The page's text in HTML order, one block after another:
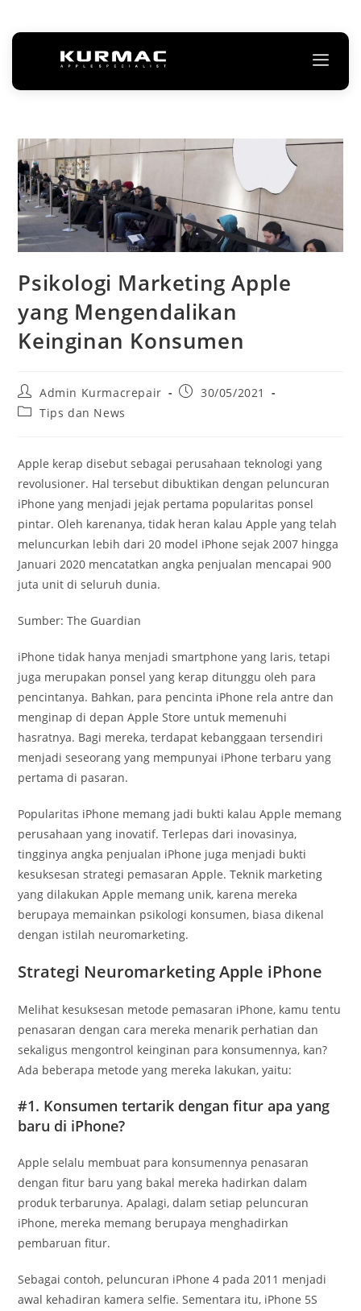
Psikologi Marketing Apple
yang Mengendalikan
Keinginan Konsumen
Admin Kurmacrepair
30/05/2021
Tips dan News
Apple kerap disebut sebagai perusahaan teknologi yang
revolusioner. Hal tersebut dibuktikan dengan peluncuran
iPhone yang menjadi jejak pertama popularitas ponsel
pintar. Oleh karenanya, tidak heran kalau Apple yang telah
meluncurkan lebih dari 20 model iPhone sejak 2007 hingga
Januari 2020 mencatatkan angka penjualan mencapai 900
juta unit di seluruh dunia.
Sumber: The Guardian
iPhone tidak hanya menjadi smartphone yang laris, tetapi
juga merupakan ponsel yang kerap ditunggu oleh para
pencintanya. Bahkan, para pencinta iPhone rela antre dan
menginap di depan Apple Store untuk memenuhi
hasratnya. Bagi mereka, terdapat kebanggaan tersendiri
menjadi seseorang yang mempunyai iPhone terbaru yang
pertama di pasaran.
Popularitas iPhone memang jadi bukti kalau Apple memang
perusahaan yang inovatif. Terlepas dari inovasinya,
tingginya angka penjualan iPhone juga menjadi bukti
kesuksesan strategi pemasaran Apple. Teknik marketing
yang dilakukan Apple memang unik, karena mereka
berupaya memainkan psikologi konsumen, biasa dikenal
dengan istilah neuromarketing.
Strategi Neuromarketing Apple iPhone
Melihat kesuksesan metode pemasaran iPhone, kamu tentu
penasaran dengan cara mereka menarik perhatian dan
sekaligus mengontrol keinginan para konsumennya, kan?
Ada beberapa metode yang mereka lakukan, yaitu:
#1. Konsumen tertarik dengan fitur apa yang
baru di iPhone?
Apple selalu membuat para konsumennya penasaran
dengan fitur baru yang bakal mereka hadirkan dalam
produk terbarunya. Apalagi, dalam setiap peluncuran
iPhone, mereka memang berupaya menghadirkan
pembaruan fitur.
Sebagai contoh, peluncuran iPhone 4 pada 2011 menjadi
awal kehadiran kamera selfie. Sementara itu, iPhone 5S